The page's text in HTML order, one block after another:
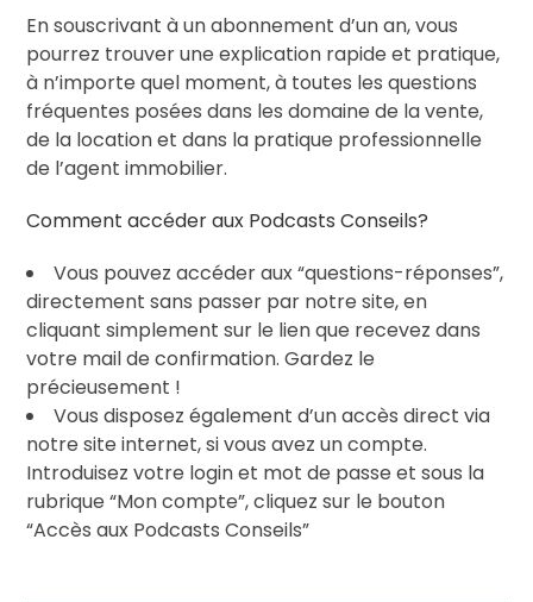
En souscrivant à un abonnement d’un an, vous
pourrez trouver une explication rapide et pratique,
à n’importe quel moment, à toutes les questions
fréquentes posées dans les domaine de la vente,
de la location et dans la pratique professionnelle
de l’agent immobilier.
Comment accéder aux Podcasts Conseils?
Vous pouvez accéder aux “questions-réponses”,
directement sans passer par notre site, en
cliquant simplement sur le lien que recevez dans
votre mail de confirmation. Gardez le
précieusement !
Vous disposez également d’un accès direct via
notre site internet, si vous avez un compte.
Introduisez votre login et mot de passe et sous la
rubrique “Mon compte”, cliquez sur le bouton
“Accès aux Podcasts Conseils”